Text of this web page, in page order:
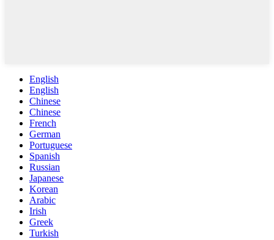
English
English
Chinese
Chinese
French
German
Portuguese
Spanish
Russian
Japanese
Korean
Arabic
Irish
Greek
Turkish